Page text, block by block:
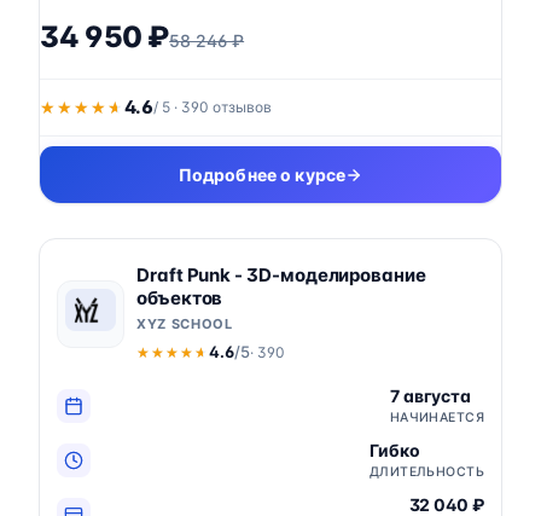
34 950 ₽58 246 ₽
★★★★★
★★★★★ 4.6/ 5 · 390 отзывов
Подробнее о курсе
Draft Punk - 3D-моделирование
объектов
XYZ SCHOOL
★★★★★
★★★★★ 4.6/5· 390
7 августа
НАЧИНАЕТСЯ
Гибко
ДЛИТЕЛЬНОСТЬ
32 040 ₽